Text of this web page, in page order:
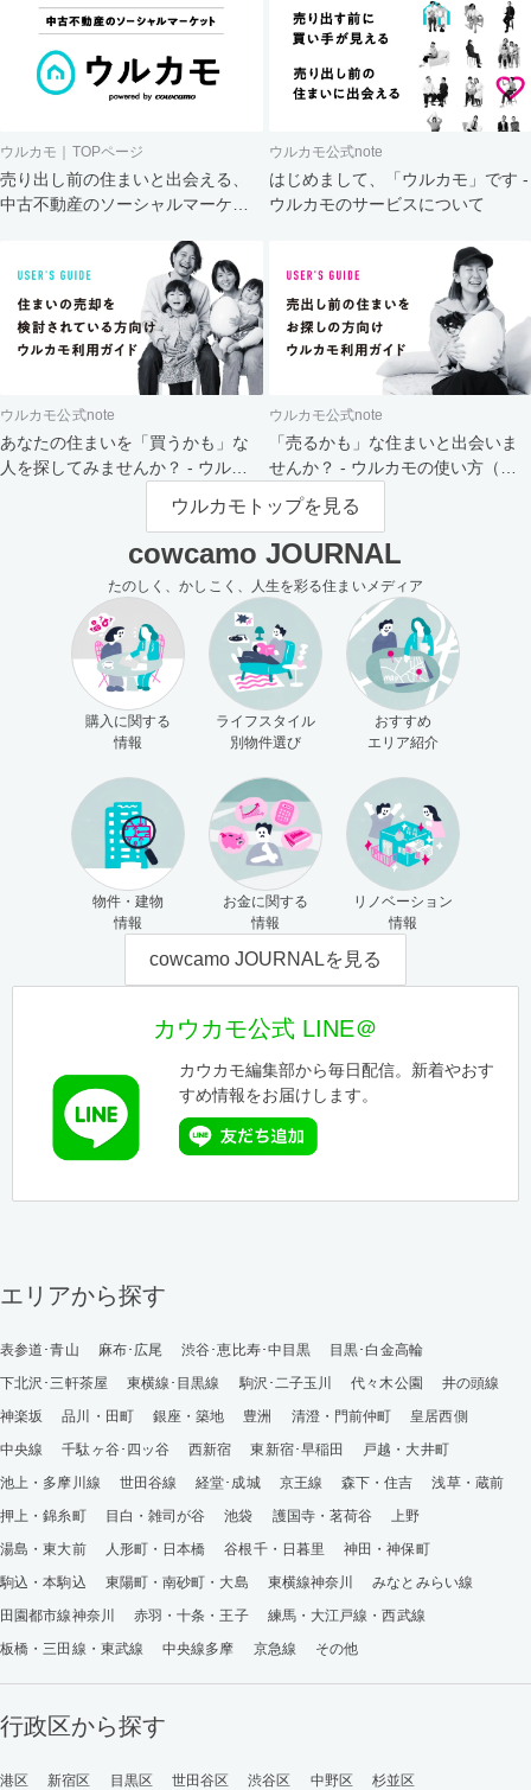
ウルカモ｜TOPページ
売り出し前の住まいと出会える、
中古不動産のソーシャルマーケッ
ウルカモ公式note
はじめまして、「ウルカモ」です -
ウルカモのサービスについて
ウルカモ公式note
あなたの住まいを「買うかも」な
人を探してみませんか？ - ウルカ
ウルカモ公式note
「売るかも」な住まいと出会いま
せんか？ - ウルカモの使い方（買
主さま向け）
ウルカモトップを見る
cowcamo JOURNAL
たのしく、かしこく、人生を彩る住まいメディア
購入に関する
情報
ライフスタイル
別物件選び
おすすめ
エリア紹介
物件・建物
情報
お金に関する
情報
リノベーション
情報
cowcamo JOURNALを見る
カウカモ公式 LINE＠
カウカモ編集部から毎日配信。新着やおす
すめ情報をお届けします。
エリアから探す
表参道･青山 麻布･広尾 渋谷･恵比寿･中目黒
目黒･白金高輪
下北沢･三軒茶屋
東横線･目黒線 駒沢･二子玉川 代々木公園
井の頭線
神楽坂
品川・田町 銀座・築地 豊洲 清澄・門前仲町
皇居西側
中央線
千駄ヶ谷･四ッ谷 西新宿 東新宿･早稲田
戸越・大井町
池上・多摩川線
世田谷線 経堂･成城 京王線 森下・住吉
浅草・蔵前
押上・錦糸町
目白・雑司が谷 池袋 護国寺・茗荷谷
上野
湯島・東大前
人形町・日本橋 谷根千・日暮里
神田・神保町
駒込・本駒込
東陽町・南砂町・大島 東横線神奈川
みなとみらい線
田園都市線神奈川
赤羽・十条・王子
練馬・大江戸線・西武線
板橋・三田線・東武線
中央線多摩 京急線 その他
行政区から探す
港区 新宿区 目黒区 世田谷区 渋谷区 中野区 杉並区